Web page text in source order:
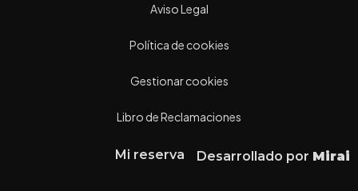
Aviso Legal
Política de cookies
Gestionar cookies
Libro de Reclamaciones
Mi reserva Desarrollado por Mirai